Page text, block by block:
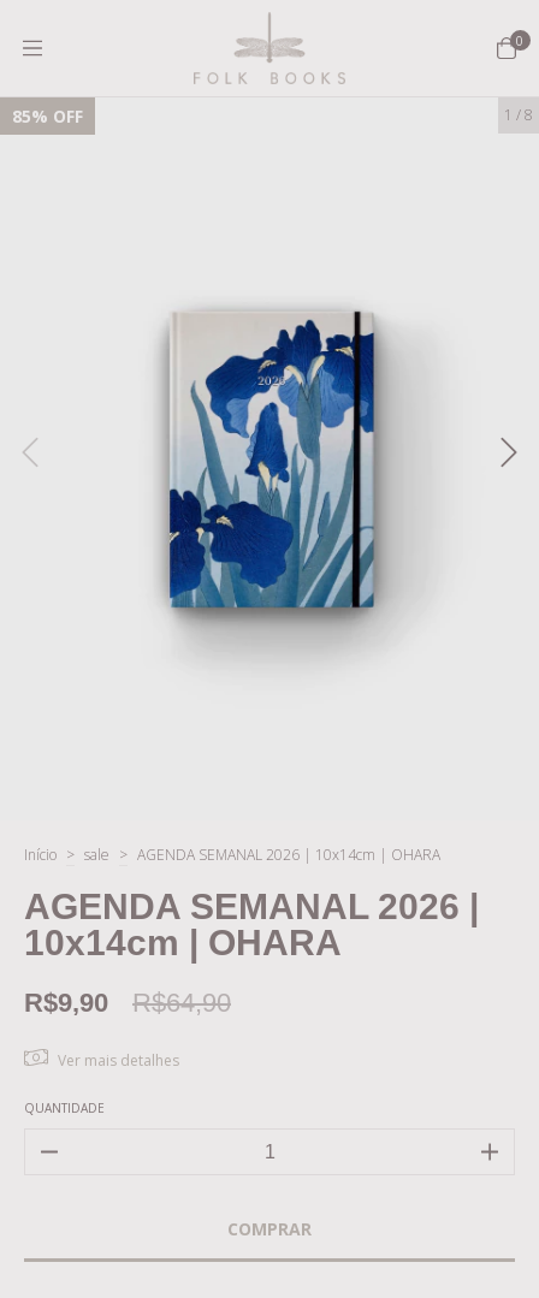
0
85% OFF 1 /8
Início > sale > AGENDA SEMANAL 2026 | 10x14cm | OHARA
AGENDA SEMANAL 2026 |
10x14cm | OHARA
R$9,90 R$64,90
Ver mais detalhes
QUANTIDADE